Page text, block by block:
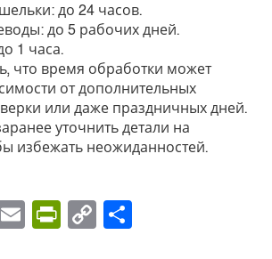
до 24 часов.
до 5 рабочих дней.
1 часа.
что время обработки может
от дополнительных
или даже праздничных дней.
уточнить детали на
избежать неожиданностей.
EmailPrintFriendly
Copy